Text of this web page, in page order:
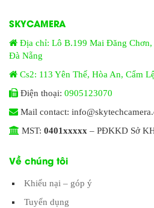
SKYCAMERA
Địa chỉ: Lô B.199 Mai Đăng Chơn,
Đà Nẵng
Cs2: 113 Yên Thế, Hòa An, Cẩm
Điện thoại: 0905123070
Mail contact:
MST: 0401xxxxx – PĐKKD Sở
Về chúng tôi
Khiếu nại – góp ý
Tuyển dụng